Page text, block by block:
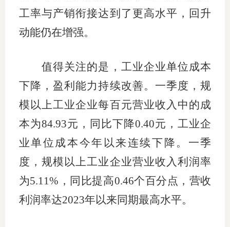
工率与产销衔接达到了更高水平，回升
动能仍在增强。
值得关注的是，工业企业单位成本
下降，盈利能力持续改善。一季度，规
模以上工业企业每百元营业收入中的成
本为84.93元，同比下降0.40元，工业企
业单位成本今年以来连续下降。一季
度，规模以上工业企业营业收入利润率
为5.11%，同比提高0.46个百分点，营收
利润率达2023年以来同期最高水平。